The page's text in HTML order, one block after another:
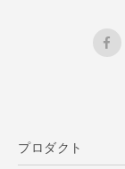
プロダクト